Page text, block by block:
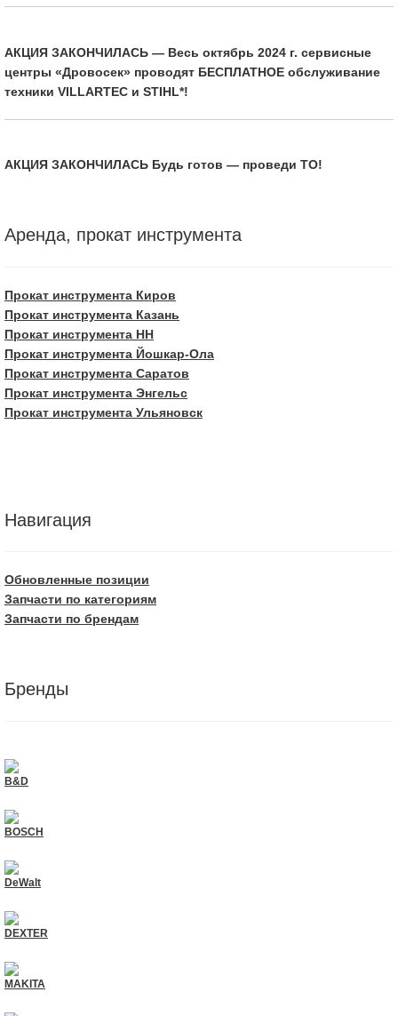
АКЦИЯ ЗАКОНЧИЛАСЬ — Весь октябрь 2024 г. сервисные
центры «Дровосек» проводят БЕСПЛАТНОЕ обслуживание
техники VILLARTEC и STIHL*!
АКЦИЯ ЗАКОНЧИЛАСЬ Будь готов — проведи ТО!
Аренда, прокат инструмента
Прокат инструмента Киров
Прокат инструмента Казань
Прокат инструмента НН
Прокат инструмента Йошкар-Ола
Прокат инструмента Саратов
Прокат инструмента Энгельс
Прокат инструмента Ульяновск
Навигация
Обновленные позиции
Запчасти по категориям
Запчасти по брендам
Бренды
B&D
BOSCH
DeWalt
DEXTER
MAKITA